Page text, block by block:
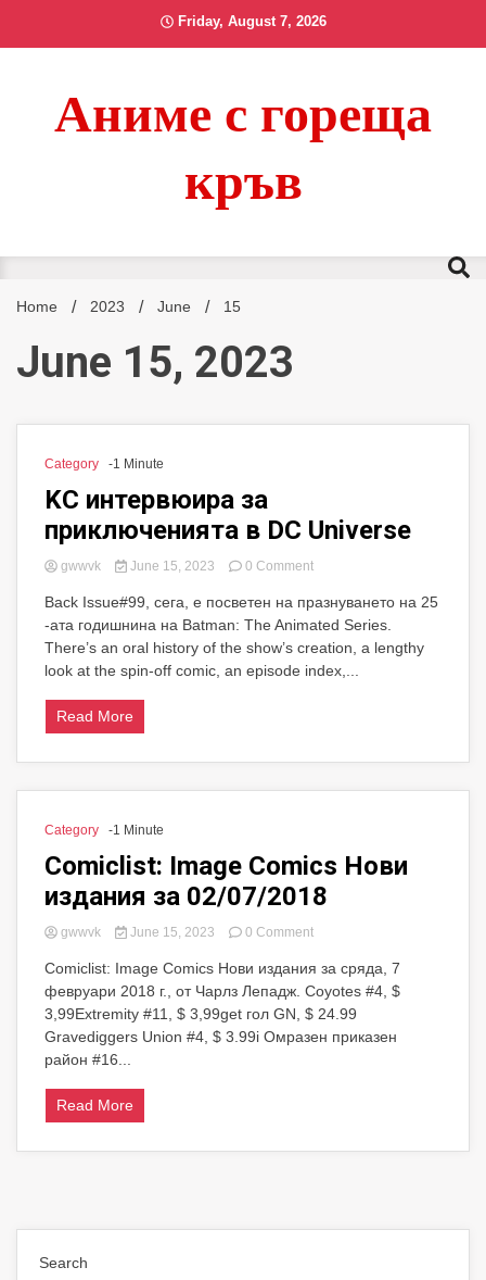
Friday, August 7, 2026
Аниме с гореща
кръв
Home 2023 June 15
June 15, 2023
Category -1 Minute
KC интервюира за
приключенията в DC Universe
gwwvk June 15, 2023 0 Commenton
интервюира
за
приключенията
Back Issue#99, сега, е посветен на празнуването на 25
-ата годишнина на Batman: The Animated Series.
There’s an oral history of the show’s creation, a lengthy
look at the spin-off comic, an episode index,...
Read More
Category -1 Minute
Comiclist: Image Comics Нови
издания за 02/07/2018
gwwvk June 15, 2023 0 Commenton
Image
Comics
Нови
Comiclist: Image Comics Нови издания за сряда, 7
февруари 2018 г., от Чарлз Лепадж. Coyotes #4, $
3,99Extremity #11, $ 3,99get гол GN, $ 24.99
Gravediggers Union #4, $ 3.99i Омразен приказен
район #16...
Read More
Search